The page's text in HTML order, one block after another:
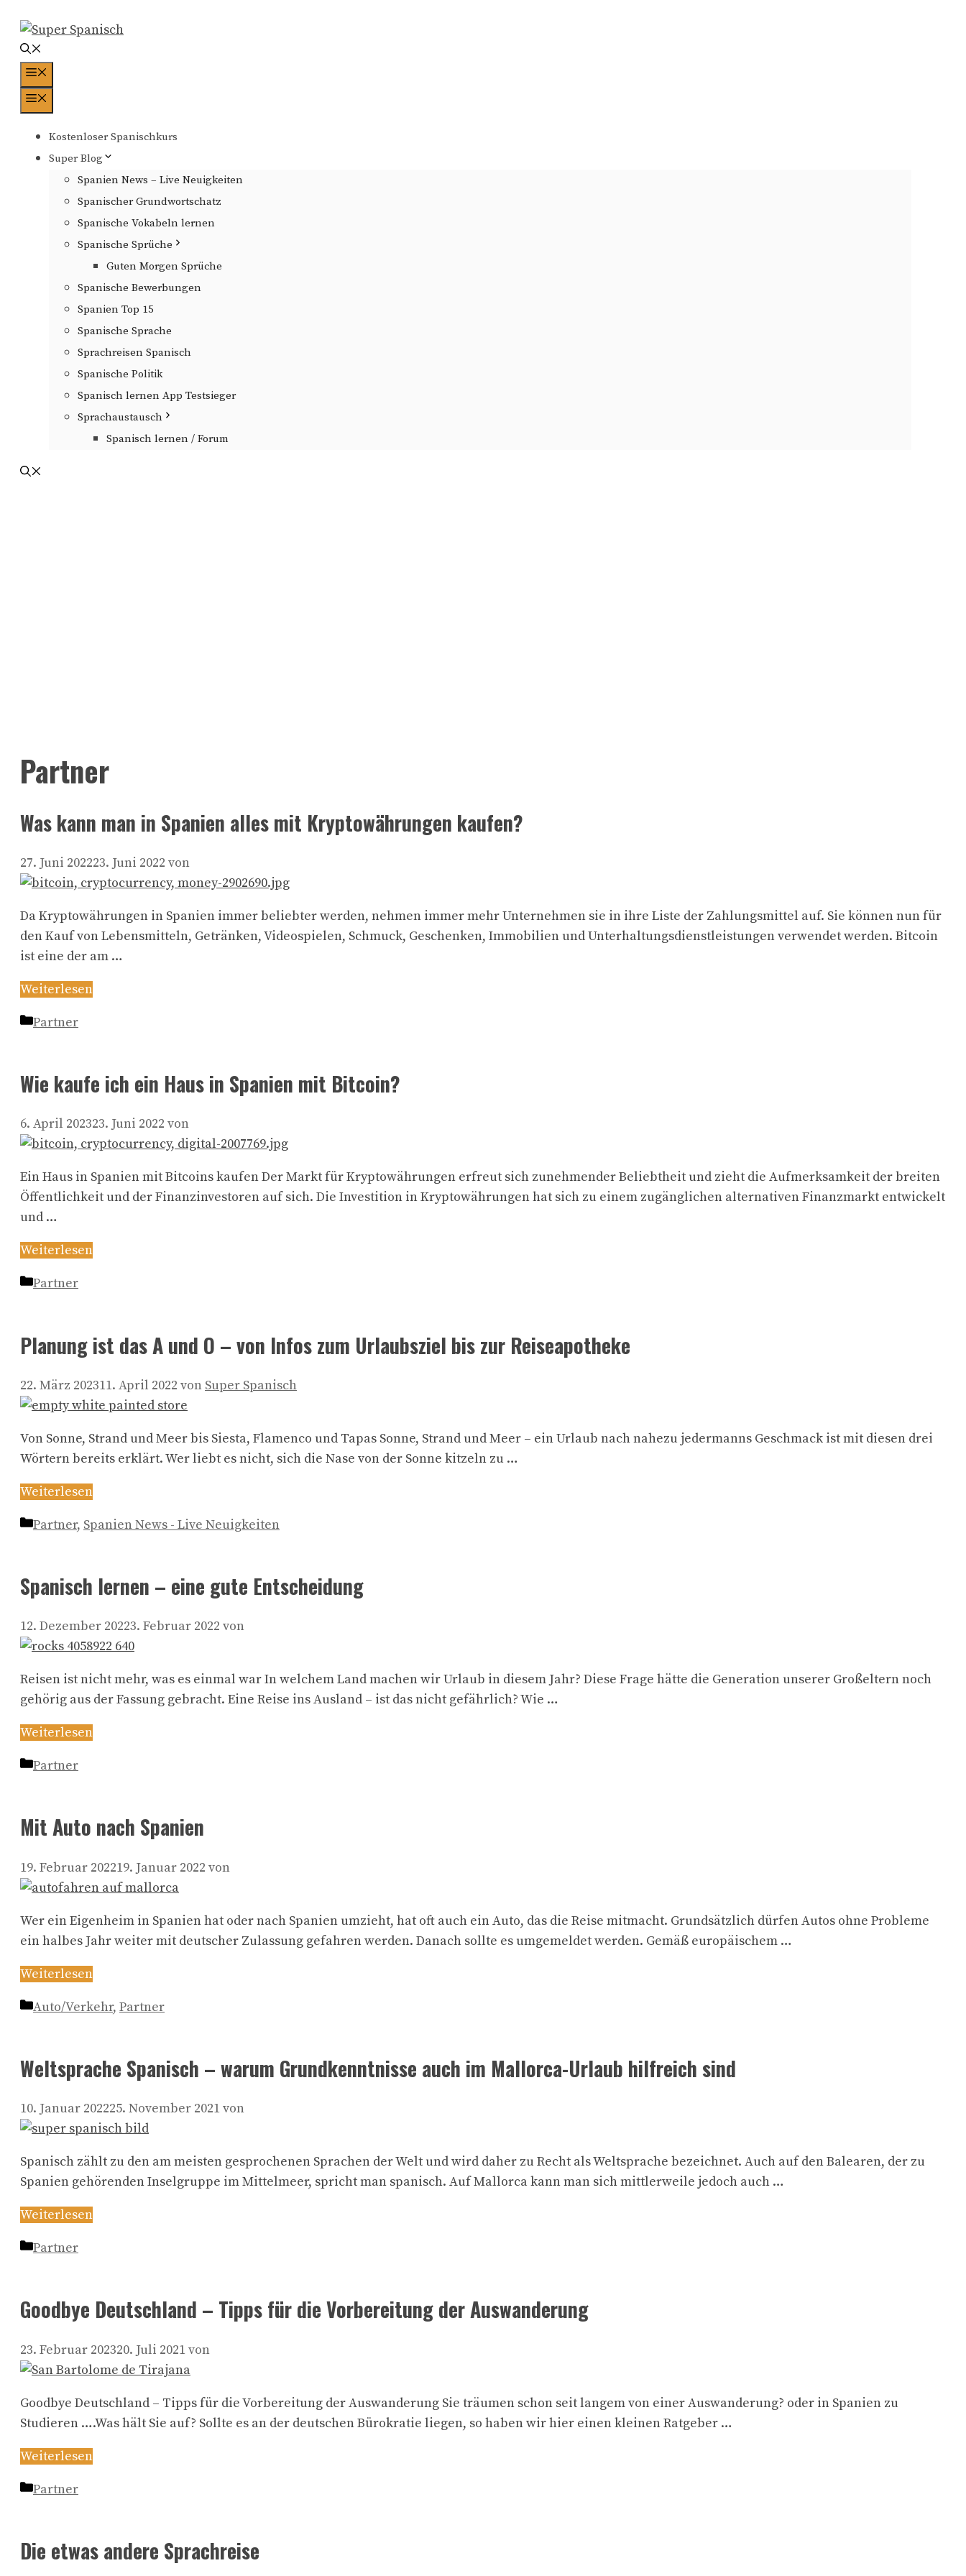
Inhalt
springen
Kostenloser Spanischkurs
Super Blog
Spanien News – Live Neuigkeiten
Spanischer Grundwortschatz
Spanische Vokabeln lernen
Spanische Sprüche
Guten Morgen Sprüche
Spanische Bewerbungen
Spanien Top 15
Spanische Sprache
Sprachreisen Spanisch
Spanische Politik
Spanisch lernen App Testsieger
Sprachaustausch
Spanisch lernen / Forum
Partner
Was kann man in Spanien alles mit Kryptowährungen kaufen?
27. Juni 202223. Juni 2022 von
Da Kryptowährungen in Spanien immer beliebter werden, nehmen immer mehr Unternehmen sie in ihre Liste der Zahlungsmittel auf. Sie können nun für
den Kauf von Lebensmitteln, Getränken, Videospielen, Schmuck, Geschenken, Immobilien und Unterhaltungsdienstleistungen verwendet werden. Bitcoin
ist eine der am …
Weiterlesen
Kategorien
Partner
Wie kaufe ich ein Haus in Spanien mit Bitcoin?
6. April 202323. Juni 2022 von
Ein Haus in Spanien mit Bitcoins kaufen Der Markt für Kryptowährungen erfreut sich zunehmender Beliebtheit und zieht die Aufmerksamkeit der breiten
Öffentlichkeit und der Finanzinvestoren auf sich. Die Investition in Kryptowährungen hat sich zu einem zugänglichen alternativen Finanzmarkt entwickelt
und …
Weiterlesen
Kategorien
Partner
Planung ist das A und O – von Infos zum Urlaubsziel bis zur Reiseapotheke
22. März 202311. April 2022 von Super Spanisch
Von Sonne, Strand und Meer bis Siesta, Flamenco und Tapas Sonne, Strand und Meer – ein Urlaub nach nahezu jedermanns Geschmack ist mit diesen drei
Wörtern bereits erklärt. Wer liebt es nicht, sich die Nase von der Sonne kitzeln zu …
Weiterlesen
Kategorien
Partner, Spanien News - Live Neuigkeiten
Spanisch lernen – eine gute Entscheidung
12. Dezember 20223. Februar 2022 von
Reisen ist nicht mehr, was es einmal war In welchem Land machen wir Urlaub in diesem Jahr? Diese Frage hätte die Generation unserer Großeltern noch
gehörig aus der Fassung gebracht. Eine Reise ins Ausland – ist das nicht gefährlich? Wie …
Weiterlesen
Kategorien
Partner
Mit Auto nach Spanien
19. Februar 202219. Januar 2022 von
Wer ein Eigenheim in Spanien hat oder nach Spanien umzieht, hat oft auch ein Auto, das die Reise mitmacht. Grundsätzlich dürfen Autos ohne Probleme
ein halbes Jahr weiter mit deutscher Zulassung gefahren werden. Danach sollte es umgemeldet werden. Gemäß europäischem …
Weiterlesen
Kategorien
Auto/Verkehr, Partner
Weltsprache Spanisch – warum Grundkenntnisse auch im Mallorca-Urlaub hilfreich sind
10. Januar 202225. November 2021von
Spanisch zählt zu den am meisten gesprochenen Sprachen der Welt und wird daher zu Recht als Weltsprache bezeichnet. Auch auf den Balearen, der zu
Spanien gehörenden Inselgruppe im Mittelmeer, spricht man spanisch. Auf Mallorca kann man sich mittlerweile jedoch auch …
Weiterlesen
Kategorien
Partner
Goodbye Deutschland – Tipps für die Vorbereitung der Auswanderung
23. Februar 202320. Juli 2021von
Goodbye Deutschland – Tipps für die Vorbereitung der Auswanderung Sie träumen schon seit langem von einer Auswanderung? oder in Spanien zu
Studieren ….Was hält Sie auf? Sollte es an der deutschen Bürokratie liegen, so haben wir hier einen kleinen Ratgeber …
Weiterlesen
Kategorien
Partner
Die etwas andere Sprachreise